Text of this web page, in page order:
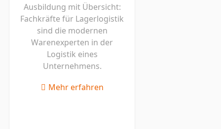
Ausbildung mit Übersicht:
Fachkräfte für Lagerlogistik
sind die modernen
Warenexperten in der
Logistik eines
Unternehmens.
Mehr erfahren